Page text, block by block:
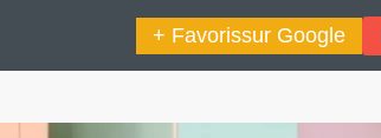
+ Favorissur Google